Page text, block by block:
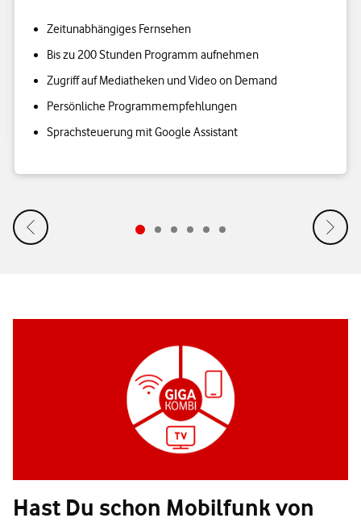
Zeitunabhängiges Fernsehen
Bis zu 200 Stunden Programm aufnehmen
Zugriff auf Mediatheken und Video on Demand
Persönliche Programmempfehlungen
Sprachsteuerung mit Google Assistant
Hast Du schon Mobilfunk von